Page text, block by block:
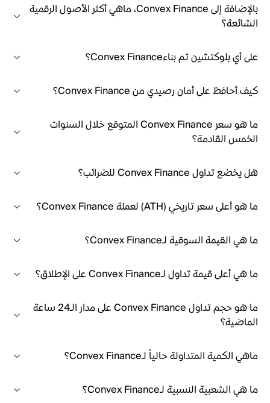
بالإضافة إلى Convex Finance، ماهي أكثر الأصول الرقمية
الشائعة؟
على أي بلوكتشين تم بناءConvex Finance؟
كيف أحافظ على أمان رصيدي من Convex Finance؟
ما هو سعر Convex Finance المتوقع خلال السنوات
الخمس القادمة؟
هل يخضع تداول Convex Finance للضرائب؟
ما هو أعلى سعر تاريخي (ATH) لعملة Convex Finance؟
ما هي القيمة السوقية لـConvex Finance؟
ما هي أعلى قيمة تداول لـConvex Finance على الإطلاق؟
ما هو حجم تداول Convex Finance على مدار الـ24 ساعة
الماضية؟
ماهي الكمية المتداولة حالياً لـConvex Finance؟
ما هي الشعبية النسبية لـConvex Finance؟